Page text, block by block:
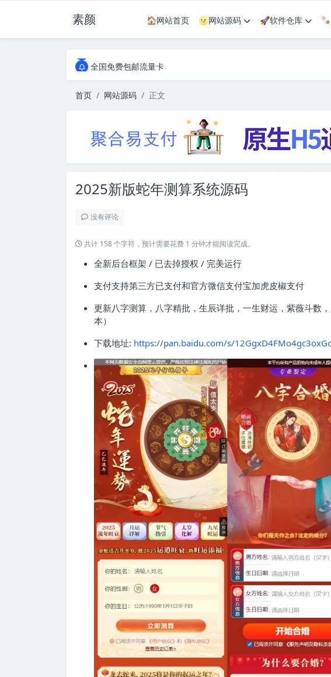
素颜 🏠网站首页 🌝网站源码 🚀软件仓库
全国免费包邮流量卡
全国免费包邮流量卡
首页
网站源码 正文
2025新版蛇年测算系统源码
没有评论
共计 158 个字符，预计需要花费 1 分钟才能阅读完成。
全新后台框架 / 已去掉授权 / 完美运行
支付支持第三方已支付和官方微信支付宝加虎皮椒支付
更新八字测算，八字精批，生辰详批，一生财运，紫薇斗数
本）
下载地址: https://pan.baidu.com/s/